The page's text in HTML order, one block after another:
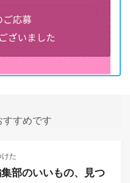
すすめです
た
集部のいいもの、見つ